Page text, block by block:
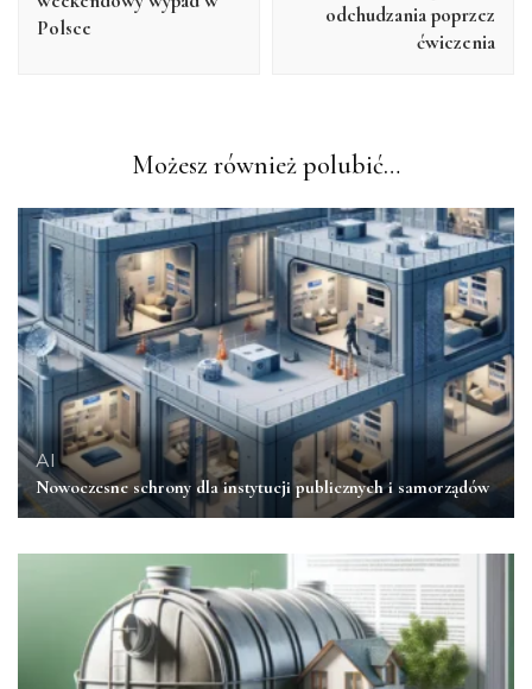
Polsce
odchudzania poprzez
ćwiczenia
Możesz również polubić…
AI
Nowoczesne schrony dla instytucji publicznych i samorządów